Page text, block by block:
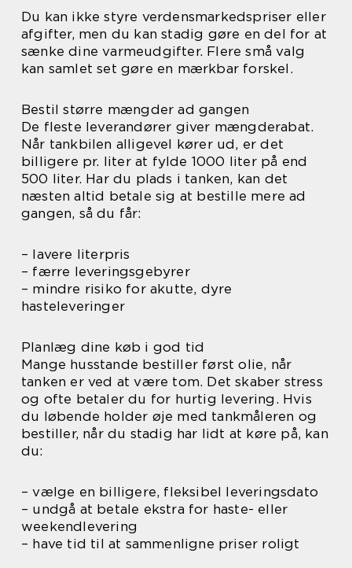
Du kan ikke styre verdensmarkedspriser eller
afgifter, men du kan stadig gøre en del for at
sænke dine varmeudgifter. Flere små valg
kan samlet set gøre en mærkbar forskel.
Bestil større mængder ad gangen
De fleste leverandører giver mængderabat.
Når tankbilen alligevel kører ud, er det
billigere pr. liter at fylde 1000 liter på end
500 liter. Har du plads i tanken, kan det
næsten altid betale sig at bestille mere ad
gangen, så du får:
– lavere literpris
– færre leveringsgebyrer
– mindre risiko for akutte, dyre
hasteleveringer
Planlæg dine køb i god tid
Mange husstande bestiller først olie, når
tanken er ved at være tom. Det skaber stress
og ofte betaler du for hurtig levering. Hvis
du løbende holder øje med tankmåleren og
bestiller, når du stadig har lidt at køre på, kan
du:
– vælge en billigere, fleksibel leveringsdato
– undgå at betale ekstra for haste- eller
weekendlevering
– have tid til at sammenligne priser roligt